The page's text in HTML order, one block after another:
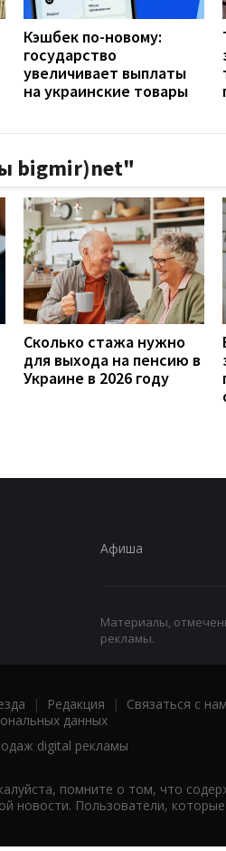
Кэшбек по-новому:
государство
увеличивает выплаты
на украинские товары
bigmir)net"
Сколько стажа нужно
для выхода на пенсию в
Украине в 2026 году
Афиша
Материалы,
рекламы.
| Редакция | Связаться с
данных
digital рекламы
помните о том, что
новости. Пользователи,